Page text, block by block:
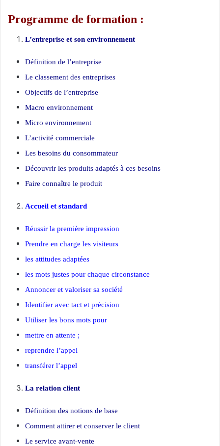
Programme de formation :
L’entreprise et son environnement
Définition de l’entreprise
Le classement des entreprises
Objectifs de l’entreprise
Macro environnement
Micro environnement
L’activité commerciale
Les besoins du consommateur
Découvrir les produits adaptés à ces besoins
Faire connaître le produit
Accueil et standard
Réussir la première impression
Prendre en charge les visiteurs
les attitudes adaptées
les mots justes pour chaque circonstance
Annoncer et valoriser sa société
Identifier avec tact et précision
Utiliser les bons mots pour
mettre en attente ;
reprendre l’appel
transférer l’appel
La relation client
Définition des notions de base
Comment attirer et conserver le client
Le service avant-vente